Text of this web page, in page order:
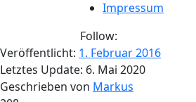
Impressum
Follow:
Veröffentlicht: 1. Februar 2016
Letztes Update: 6. Mai 2020
Geschrieben von Markus